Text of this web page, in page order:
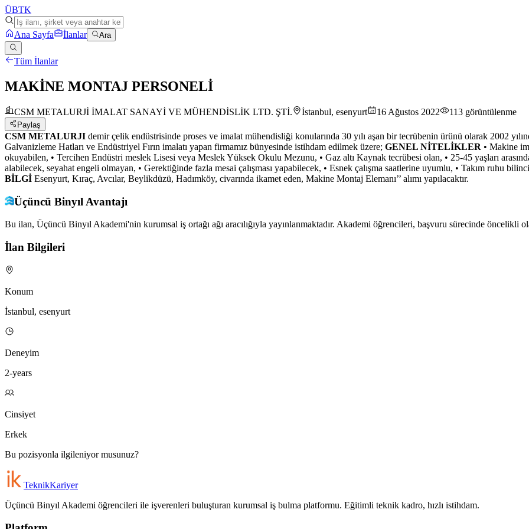
ÜBTK
Ana Sayfa İlanlar Ara
Tüm İlanlar
MAKİNE MONTAJ PERSONELİ
CSM METALURJİ İMALAT SANAYİ VE MÜHENDİSLİK LTD. ŞTİ. İstanbul, esenyurt 16 Ağustos 2022 113 görüntülenme
Paylaş
CSM METALURJI demir çelik endüstrisinde proses ve imalat mühendisliği konularında 30 yılı aşan bir tecrübenin ürünü olarak 2002
Galvanizleme Hatları ve Endüstriyel Fırın imalatı yapan firmamız bünyesinde istihdam edilmek üzere; GENEL NİTELİKLER • Makine
okuyabilen, • Tercihen Endüstri meslek Lisesi veya Meslek Yüksek Okulu Mezunu, • Gaz altı Kaynak tecrübesi olan, • 25-45 yaşları
alabilecek, seyahat engeli olmayan, • Gerektiğinde fazla mesai çalışması yapabilecek, • Esnek çalışma saatlerine uyumlu, • Takım ruhu
BİLGİ Esenyurt, Kıraç, Avcılar, Beylikdüzü, Hadımköy, civarında ikamet eden, Makine Montaj Elemanı’’ alımı yapılacaktır.
Üçüncü Binyıl Avantajı
Bu ilan, Üçüncü Binyıl Akademi'nin kurumsal iş ortağı ağı aracılığıyla yayınlanmaktadır. Akademi öğrencileri, başvuru sürecinde öncelikli
İlan Bilgileri
Konum
İstanbul, esenyurt
Deneyim
2-years
Cinsiyet
Erkek
Bu pozisyonla ilgileniyor musunuz?
TeknikKariyer
Üçüncü Binyıl Akademi öğrencileri ile işverenleri buluşturan kurumsal iş bulma platformu. Eğitimli teknik kadro, hızlı istihdam.